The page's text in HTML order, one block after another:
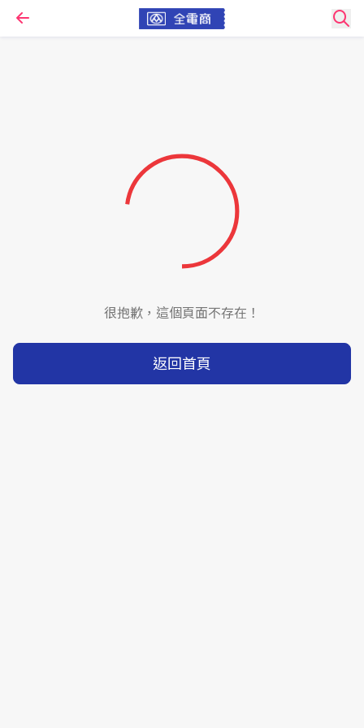
很抱歉，這個頁面不存在！
返回首頁